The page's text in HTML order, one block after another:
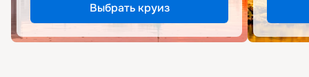
Выбрать круиз